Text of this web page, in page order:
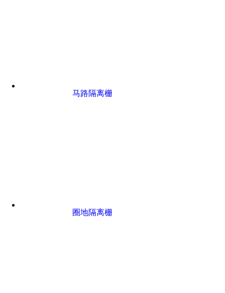
马路隔离栅
圈地隔离栅